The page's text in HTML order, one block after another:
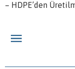
– HDPE’den